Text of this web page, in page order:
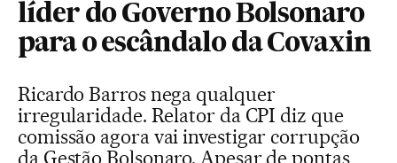
líder do Governo Bolsonaro
para o escândalo da Covaxin
Ricardo Barros nega qualquer
irregularidade. Relator da CPI diz que
comissão agora vai investigar corrupção
da Gestão Bolsonaro. Apesar de pontas